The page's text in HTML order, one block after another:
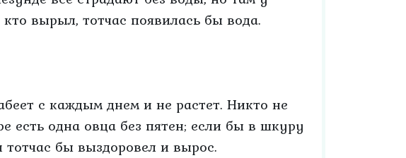
вырыл, тотчас появилась бы вода.
с каждым днем и не растет. Никто не
есть одна овца без пятен; если бы в шкуру
бы выздоровел и вырос.